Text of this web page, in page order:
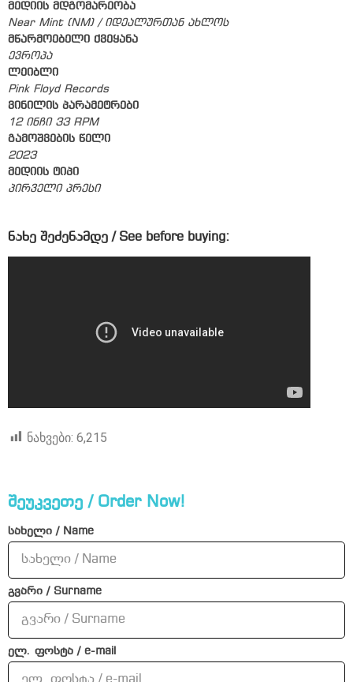
მედიის მდგომარეობა
Near Mint (NM) / იდეალურთან ახლოს
მწარმოებელი ქვეყანა
ევროპა
ლეიბლი
Pink Floyd Records
ვინილის პარამეტრები
12 ინჩი 33 RPM
გამოშვების წელი
2023
მედიის ტიპი
პირველი პრესი
ნახე შეძენამდე / See before buying:
ნახვები: 6,215
შეუკვეთე / Order Now!
სახელი / Name
გვარი / Surname
ელ. ფოსტა / e-mail